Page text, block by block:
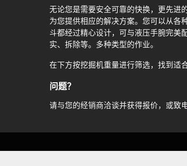
无论您是需要安全可靠的快换，更先进
为您提供相应的解决方案。您可以从各
斗都经过精心设计，可与液压手腕完美
实、拆除等。多种类型的作业。
在下方按挖掘机重量进行筛选，找到适
问题？
请与您的经销商洽谈并获得报价，或致